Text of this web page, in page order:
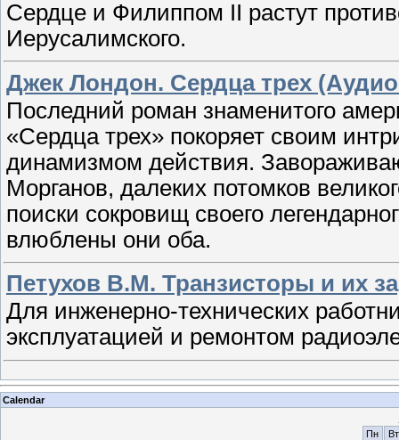
Сердце и Филиппом II растут
Иерусалимского.
Джек Лондон. Сердца трех
Последний роман знаменитого
«Сердца трех» покоряет своим
динамизмом действия.
Морганов, далеких потомков
поиски сокровищ своего
влюблены они оба.
Петухов В.М. Транзисторы и их
Для инженерно-технических
эксплуатацией и ремонтом
Calendar
Пн
Вт